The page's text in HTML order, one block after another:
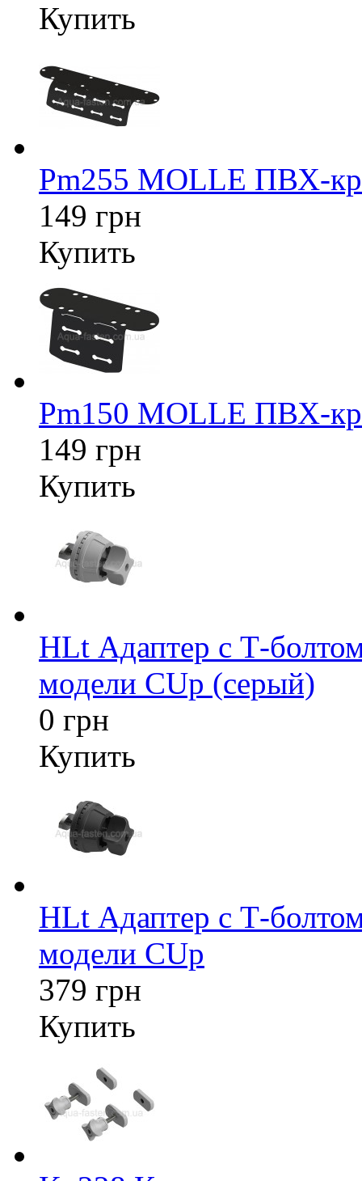
Купить
Pm255 MOLLE ПВХ-
149 грн
Купить
Pm150 MOLLE ПВХ-
149 грн
Купить
HLt Адаптер c Т-
модели CUp (серый)
0 грн
Купить
HLt Адаптер c Т-
модели CUp
379 грн
Купить